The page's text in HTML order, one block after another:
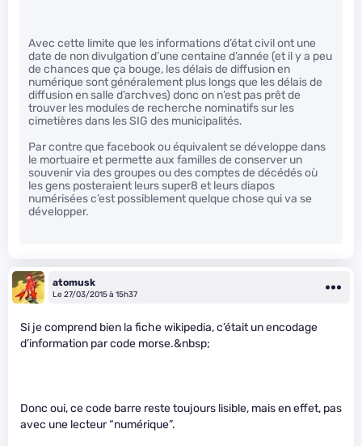
Avec cette limite que les informations d’état civil ont une
date de non divulgation d’une centaine d’année (et il y a peu
de chances que ça bouge, les délais de diffusion en
numérique sont généralement plus longs que les délais de
diffusion en salle d’archves) donc on n’est pas prêt de
trouver les modules de recherche nominatifs sur les
cimetières dans les SIG des municipalités.
Par contre que facebook ou équivalent se développe dans
le mortuaire et permette aux familles de conserver un
souvenir via des groupes ou des comptes de décédés où
les gens posteraient leurs super8 et leurs diapos
numérisées c’est possiblement quelque chose qui va se
développer.
atomusk
Le 27/03/2015 à 15h37
Si je comprend bien la fiche wikipedia, c’était un encodage
d’information par code morse.&nbsp;
Donc oui, ce code barre reste toujours lisible, mais en effet, pas
avec une lecteur “numérique”.